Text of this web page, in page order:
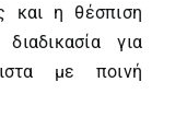
και η θέσπιση
για
με ποινή